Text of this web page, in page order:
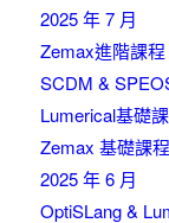
2025 年 7 月
Zemax進階課程
SCDM &
Lumerical基礎
Zemax 基礎課程
2025 年 6 月
OptiSLang &